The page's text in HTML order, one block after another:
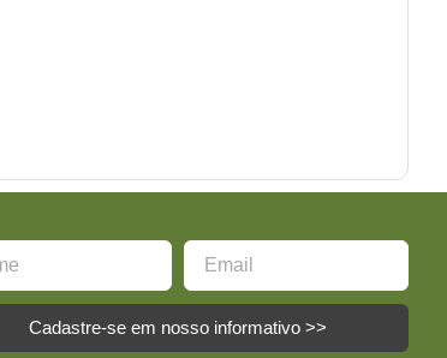
Cadastre-se em nosso informativo >>